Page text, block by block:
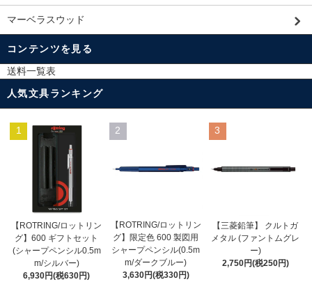
マーベラスウッド
コンテンツを見る
送料一覧表
人気文具ランキング
1
【ROTRING/ロットリン
グ】600 ギフトセット
(シャープペンシル0.5m
m/シルバー)
6,930円(税630円)
2
【ROTRING/ロットリン
グ】限定色 600 製図用
シャープペンシル(0.5m
m/ダークブルー)
3,630円(税330円)
3
【三菱鉛筆】 クルトガ
メタル (ファントムグレ
ー)
2,750円(税250円)